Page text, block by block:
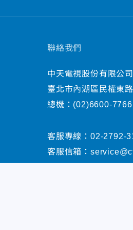
聯絡我們
中天電視股份有限公司
臺北市內湖區民權東
總機： (02)6600-7766
客服專線： 02-2792-
客服信箱：